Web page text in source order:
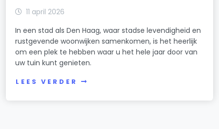
11 april 2026
In een stad als Den Haag, waar stadse levendigheid en
rustgevende woonwijken samenkomen, is het heerlijk
om een plek te hebben waar u het hele jaar door van
uw tuin kunt genieten.
LEES VERDER